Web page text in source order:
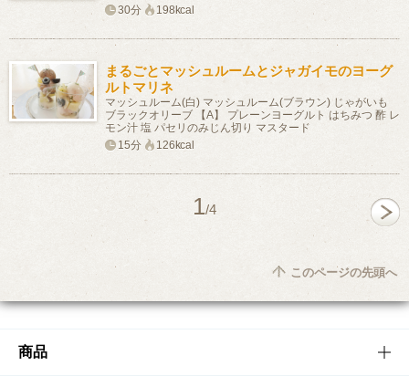
30分
198kcal
まるごとマッシュルームとジャガイモのヨーグ
ルトマリネ
マッシュルーム(白) マッシュルーム(ブラウン) じゃがいも
ブラックオリーブ 【A】 プレーンヨーグルト はちみつ 酢 レ
モン汁 塩 パセリのみじん切り マスタード
15分
126kcal
1/4
このページの先頭へ
商品